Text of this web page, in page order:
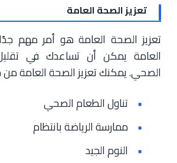
تعزيز الصحة العامة
تعزيز الصحة العامة هو أمر مهم
العامة يمكن أن تساعدك في
الصحي. يمكنك تعزيز الصحة العامة من
تناول الطعام الصحي
ممارسة الرياضة بانتظام
النوم الجيد